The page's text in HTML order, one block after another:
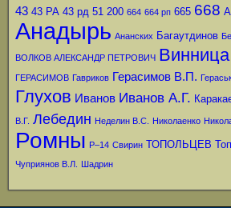
43 43 РА 43 рд 51 200 664 664 рп 665 668
Анадырь Ананских Багаутдинов
ВОЛКОВ АЛЕКСАНДР ПЕТРОВИЧ Винница
ГЕРАСИМОВ Гавриков Герасимов В.П.
Глухов Иванов Иванов А.Г.
В.Г. Лебедин Неделин В.С. Николаенко
Ромны Р–14 Свирин ТОПОЛЬЦЕВ
Чуприянов В.Л. Шадрин